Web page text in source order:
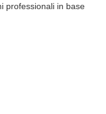
professionali in base